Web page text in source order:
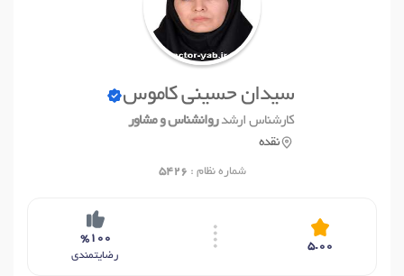
نوبت آنلاین سیدان حسینی کاموس
کارشناس ارشدروانشناس و مشاور
نقده
شماره نظام : 5426
5.00
%100
رضایتمندی